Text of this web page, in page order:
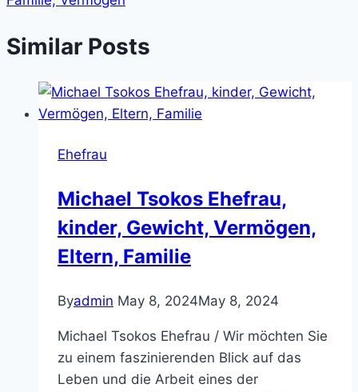
Similar Posts
Ehefrau
Michael Tsokos Ehefrau,
kinder, Gewicht, Vermögen,
Eltern, Familie
Byadmin May 8, 2024May 8, 2024
Michael Tsokos Ehefrau / Wir möchten Sie
zu einem faszinierenden Blick auf das
Leben und die Arbeit eines der